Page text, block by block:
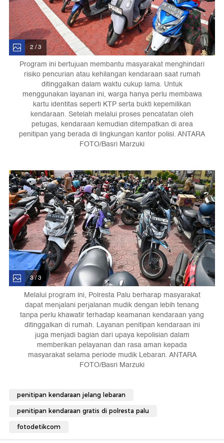
2 / 3
Program ini bertujuan membantu masyarakat menghindari
risiko pencurian atau kehilangan kendaraan saat rumah
ditinggalkan dalam waktu cukup lama. Untuk
menggunakan layanan ini, warga hanya perlu membawa
kartu identitas seperti KTP serta bukti kepemilikan
kendaraan. Setelah melalui proses pencatatan oleh
petugas, kendaraan kemudian ditempatkan di area
penitipan yang berada di lingkungan kantor polisi. ANTARA
FOTO/Basri Marzuki
3 / 3
Melalui program ini, Polresta Palu berharap masyarakat
dapat menjalani perjalanan mudik dengan lebih tenang
tanpa perlu khawatir terhadap keamanan kendaraan yang
ditinggalkan di rumah. Layanan penitipan kendaraan ini
juga menjadi bagian dari upaya kepolisian dalam
memberikan pelayanan dan rasa aman kepada
masyarakat selama periode mudik Lebaran. ANTARA
FOTO/Basri Marzuki
penitipan kendaraan jelang lebaran
penitipan kendaraan gratis di polresta palu
fotodetikcom